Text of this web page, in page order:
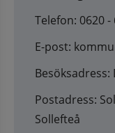
Telefon: 0620 -
E-post:
Besöksadress:
Postadress:
Sollefteå